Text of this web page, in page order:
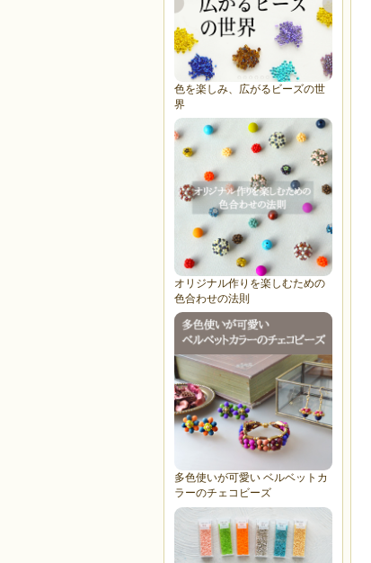
色を楽しみ、広がるビーズの世
界
オリジナル作りを楽しむための
色合わせの法則
多色使いが可愛い ベルベットカ
ラーのチェコビーズ